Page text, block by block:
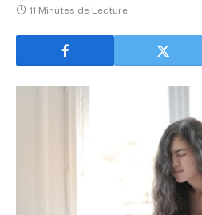
11 Minutes de Lecture